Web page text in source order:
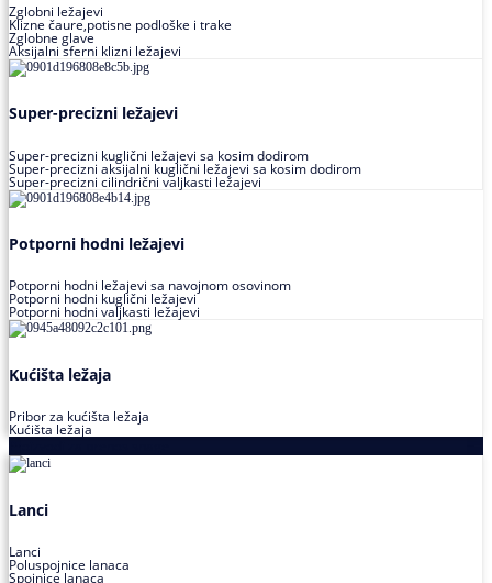
Zglobni ležajevi
Klizne čaure,potisne podloške i trake
Zglobne glave
Aksijalni sferni klizni ležajevi
Super-precizni ležajevi
Super-precizni kuglični ležajevi sa kosim dodirom
Super-precizni aksijalni kuglični ležajevi sa kosim dodirom
Super-precizni cilindrični valjkasti ležajevi
Potporni hodni ležajevi
Potporni hodni ležajevi sa navojnom osovinom
Potporni hodni kuglični ležajevi
Potporni hodni valjkasti ležajevi
Kućišta ležaja
Pribor za kućišta ležaja
Kućišta ležaja
Lanci
Lanci
Poluspojnice lanaca
Spojnice lanaca